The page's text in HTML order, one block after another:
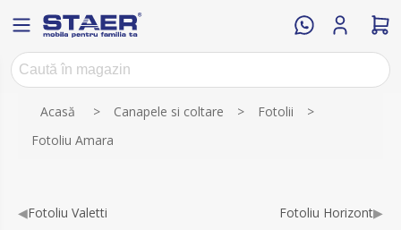
Acasă > Canapele si coltare > Fotolii
>
Fotoliu Amara
◀Fotoliu Valetti Fotoliu Horizont▶
Numele atributului Valoarea atributului